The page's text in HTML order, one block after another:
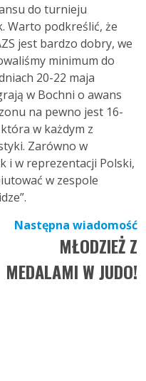
do turnieju
Warto podkreślić, że
jest bardzo dobry, we
minimum do
20-22 maja
w Bochni o awans
na pewno jest 16-
w każdym z
Zarówno w
i w reprezentacji Polski,
w zespole
Następna wiadomość
MŁODZIEŻ Z
MEDALAMI W JUDO!